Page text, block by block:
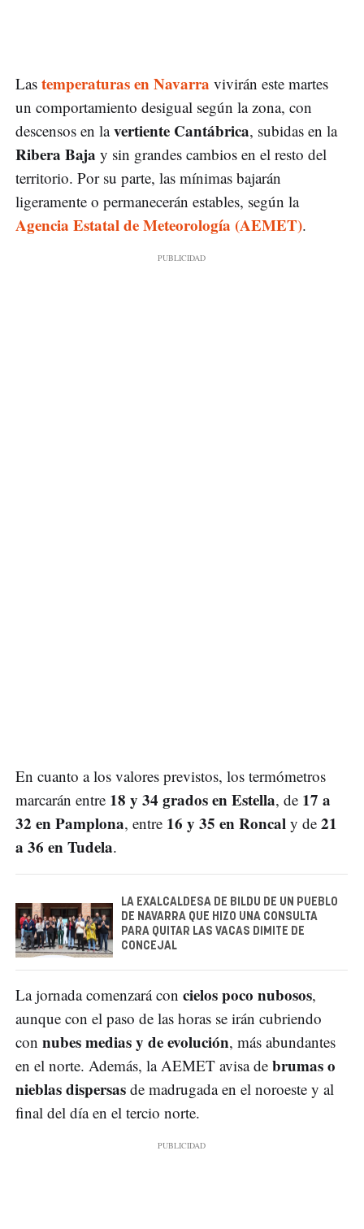
Las temperaturas en Navarra vivirán este martes
un comportamiento desigual según la zona, con
descensos en lavertiente Cantábrica, subidas en la
Ribera Baja y sin grandes cambios en el resto del
territorio. Por su parte, las mínimas bajarán
ligeramente o permanecerán estables, según la
Agencia Estatal de Meteorología (AEMET).
En cuanto a los valores previstos, los termómetros
marcarán entre 18 y 34 grados en Estella, de 17 a
32 en Pamplona, entre 16 y 35 en Roncal y de 21
a 36 en Tudela.
LA EXALCALDESA DE BILDU DE UN PUEBLO
DE NAVARRA QUE HIZO UNA CONSULTA
PARA QUITAR LAS VACAS DIMITE DE
CONCEJAL
La jornada comenzará con cielos poco nubosos,
aunque con el paso de las horas se irán cubriendo
con nubes medias y de evolución, más abundantes
en el norte. Además, la AEMET avisa de brumas o
nieblas dispersas de madrugada en el noroeste y al
final del día en el tercio norte.